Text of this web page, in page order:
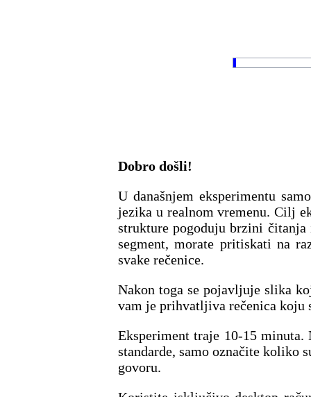
Dobro došli!
U današnjem eksperimentu
jezika u realnom vremenu. Cilj
strukture pogoduju brzini
segment, morate pritiskati na
svake rečenice.
Nakon toga se pojavljuje slika
vam je prihvatljiva rečenica koju
Eksperiment traje 10-15 minuta.
standarde, samo označite koliko
govoru.